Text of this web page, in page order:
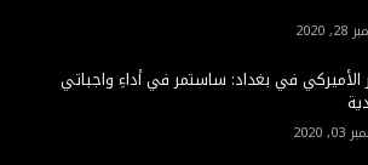
الأميركي في بغداد: ساستمر في أداءِ واجباتي
2020